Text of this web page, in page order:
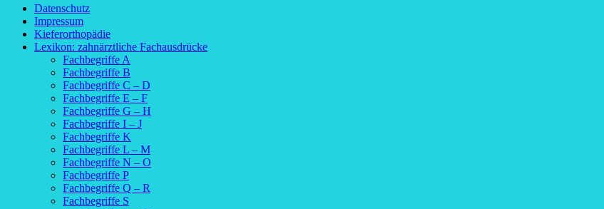
Datenschutz
Impressum
Kieferorthopädie
Lexikon: zahnärztliche Fachausdrücke
Fachbegriffe A
Fachbegriffe B
Fachbegriffe C – D
Fachbegriffe E – F
Fachbegriffe G – H
Fachbegriffe I – J
Fachbegriffe K
Fachbegriffe L – M
Fachbegriffe N – O
Fachbegriffe P
Fachbegriffe Q – R
Fachbegriffe S